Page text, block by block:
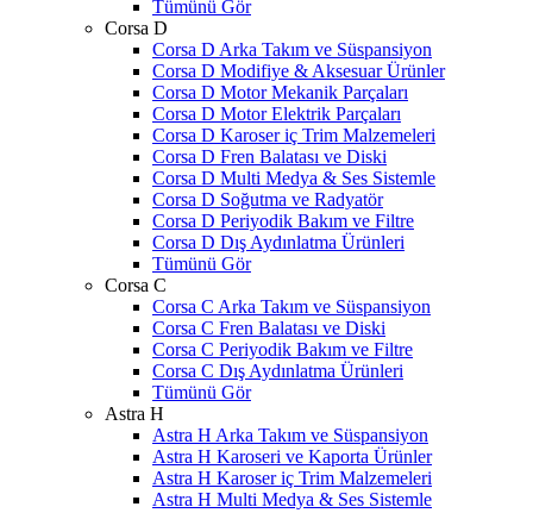
Tümünü Gör
Corsa D
Corsa D Arka Takım ve Süspansiyon
Corsa D Modifiye & Aksesuar Ürünler
Corsa D Motor Mekanik Parçaları
Corsa D Motor Elektrik Parçaları
Corsa D Karoser iç Trim Malzemeleri
Corsa D Fren Balatası ve Diski
Corsa D Multi Medya & Ses Sistemle
Corsa D Soğutma ve Radyatör
Corsa D Periyodik Bakım ve Filtre
Corsa D Dış Aydınlatma Ürünleri
Tümünü Gör
Corsa C
Corsa C Arka Takım ve Süspansiyon
Corsa C Fren Balatası ve Diski
Corsa C Periyodik Bakım ve Filtre
Corsa C Dış Aydınlatma Ürünleri
Tümünü Gör
Astra H
Astra H Arka Takım ve Süspansiyon
Astra H Karoseri ve Kaporta Ürünler
Astra H Karoser iç Trim Malzemeleri
Astra H Multi Medya & Ses Sistemle